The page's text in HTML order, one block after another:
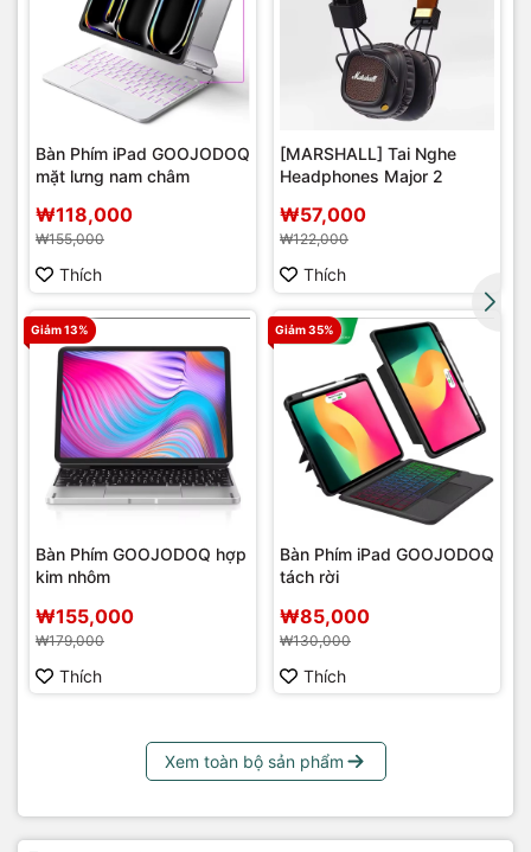
Bàn Phím iPad GOOJODOQ
mặt lưng nam châm
₩118,000
₩155,000
Thích
[MARSHALL] Tai Nghe
Headphones Major 2
₩57,000
₩122,000
Thích
Giảm 13%
Bàn Phím GOOJODOQ hợp
kim nhôm
₩155,000
₩179,000
Thích
Giảm 35%
Bàn Phím iPad GOOJODOQ
tách rời
₩85,000
₩130,000
Thích
Xem toàn bộ sản phẩm